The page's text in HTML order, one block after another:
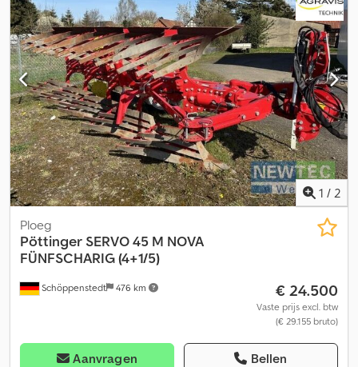
1 / 2
Schöppenstedt 476 km
Ploeg
Pöttinger SERVO 45 M NOVA
FÜNFSCHARIG (4+1/5)
€ 24.500
Vaste prijs excl. btw
(€ 29.155 bruto)
Aanvragen Bellen